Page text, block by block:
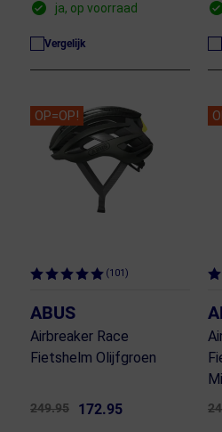
ja, op voorraad
Vergelijk
OP=OP!
(101)
ABUS
Airbreaker Race
Fietshelm Olijfgroen
249.95 172.95